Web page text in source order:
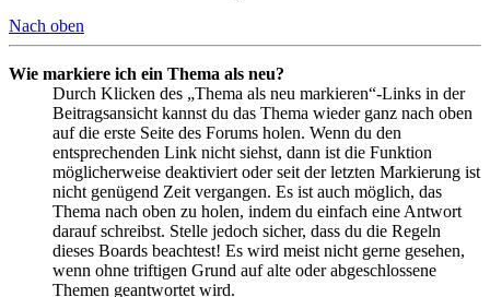
Nach oben
Wie markiere ich ein Thema als neu?
Durch Klicken des „Thema als neu markieren“-Links in der
Beitragsansicht kannst du das Thema wieder ganz nach oben
auf die erste Seite des Forums holen. Wenn du den
entsprechenden Link nicht siehst, dann ist die Funktion
möglicherweise deaktiviert oder seit der letzten Markierung ist
nicht genügend Zeit vergangen. Es ist auch möglich, das
Thema nach oben zu holen, indem du einfach eine Antwort
darauf schreibst. Stelle jedoch sicher, dass du die Regeln
dieses Boards beachtest! Es wird meist nicht gerne gesehen,
wenn ohne triftigen Grund auf alte oder abgeschlossene
Themen geantwortet wird.